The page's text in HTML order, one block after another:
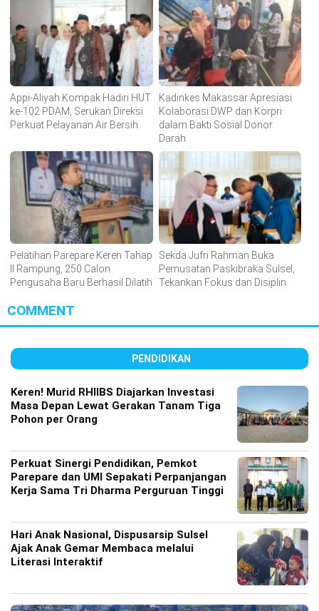
Appi-Aliyah Kompak Hadiri HUT
ke-102 PDAM, Serukan Direksi
Perkuat Pelayanan Air Bersih
Kadinkes Makassar Apresiasi
Kolaborasi DWP dan Korpri
dalam Bakti Sosial Donor
Darah
Pelatihan Parepare Keren Tahap
II Rampung, 250 Calon
Pengusaha Baru Berhasil Dilatih
Sekda Jufri Rahman Buka
Pemusatan Paskibraka Sulsel,
Tekankan Fokus dan Disiplin
COMMENT
PENDIDIKAN
Keren! Murid RHIIBS Diajarkan Investasi
Masa Depan Lewat Gerakan Tanam Tiga
Pohon per Orang
Perkuat Sinergi Pendidikan, Pemkot
Parepare dan UMI Sepakati Perpanjangan
Kerja Sama Tri Dharma Perguruan Tinggi
Hari Anak Nasional, Dispusarsip Sulsel
Ajak Anak Gemar Membaca melalui
Literasi Interaktif